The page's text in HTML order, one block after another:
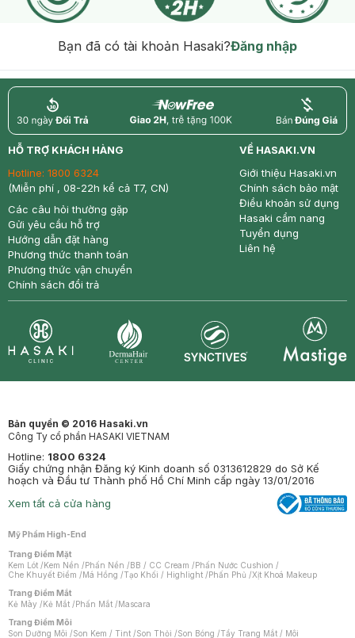
Bạn đã có tài khoản Hasaki?Đăng nhập
return nowfree price
HỖ TRỢ KHÁCH HÀNG
Hotline: 1800 6324
(Miễn phí , 08-22h kể cả T7, CN)
Các câu hỏi thường gặp
Gửi yêu cầu hỗ trợ
Hướng dẫn đặt hàng
Phương thức thanh toán
Phương thức vận chuyển
Chính sách đổi trả
VỀ HASAKI.VN
Giới thiệu Hasaki.vn
Chính sách bảo mật
Điều khoản sử dụng
Hasaki cẩm nang
Tuyển dụng
Liên hệ
Bản quyền © 2016 Hasaki.vn
Công Ty cổ phần HASAKI VIETNAM
Hotline: 1800 6324
Giấy chứng nhận Đăng ký Kinh doanh số 0313612829 do Sở Kế
hoạch và Đầu tư Thành phố Hồ Chí Minh cấp ngày 13/01/2016
Xem tất cả cửa hàng
Mỹ Phẩm High-End
Trang Điểm Mặt
Kem Lót /Kem Nền /Phấn Nền /BB / CC Cream /Phấn Nước Cushion /
Che Khuyết Điểm /Má Hồng /Tạo Khối / Highlight /Phấn Phủ /Xịt Khoá Makeup
Trang Điểm Mắt
Kẻ Mày /Kẻ Mắt /Phấn Mắt /Mascara
Trang Điểm Môi
Son Dưỡng Môi /Son Kem / Tint /Son Thỏi /Son Bóng /Tẩy Trang Mắt / Môi